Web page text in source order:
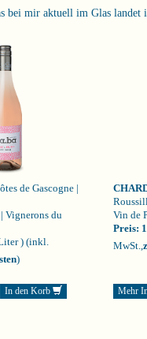
bei mir aktuell im Glas landet
de Gascogne |
Vignerons du
)(inkl.
)
In den Korb
Vin de
Preis:
MwSt.,
Mehr